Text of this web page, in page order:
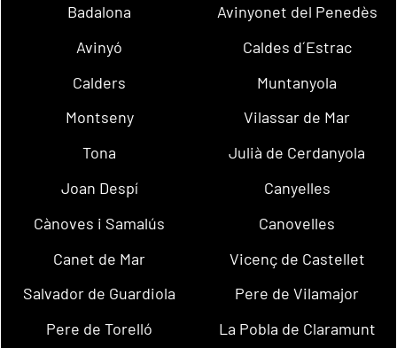
Badalona
Avinyonet del Penedès
Avinyó
Caldes d´Estrac
Calders
Muntanyola
Montseny
Vilassar de Mar
Tona
Julià de Cerdanyola
Joan Despí
Canyelles
Cànoves i Samalús
Canovelles
Canet de Mar
Vicenç de Castellet
Salvador de Guardiola
Pere de Vilamajor
Pere de Torelló
La Pobla de Claramunt